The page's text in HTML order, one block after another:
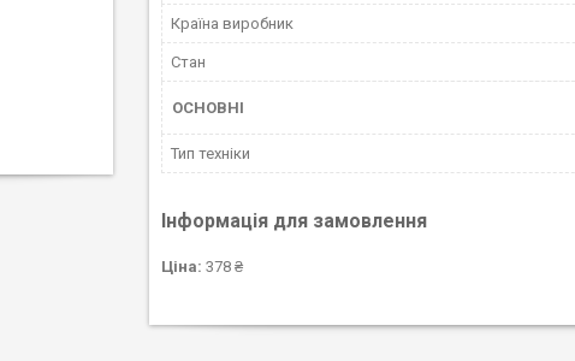
Країна виробник
Стан
ОСНОВНІ
Тип техніки
Інформація для замовлення
Ціна: 378 ₴